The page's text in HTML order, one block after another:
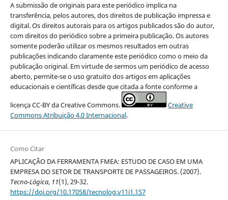
A submissão de originais para este periódico implica na
transferência, pelos autores, dos direitos de publicação impressa e
digital. Os direitos autorais para os artigos publicados são do autor,
com direitos do periódico sobre a primeira publicação. Os autores
somente poderão utilizar os mesmos resultados em outras
publicações indicando claramente este periódico como o meio da
publicação original. Em virtude de sermos um periódico de acesso
aberto, permite-se o uso gratuito dos artigos em aplicações
educacionais e científicas desde que citada a fonte conforme a
licença CC-BY da Creative Commons.
Creative
Commons Atribuição 4.0 Internacional.
Como Citar
APLICAÇÃO DA FERRAMENTA FMEA: ESTUDO DE CASO EM UMA
EMPRESA DO SETOR DE TRANSPORTE DE PASSAGEIROS. (2007).
Tecno-Lógica, 11(1), 29-32.
https://doi.org/10.17058/tecnolog.v11i1.157